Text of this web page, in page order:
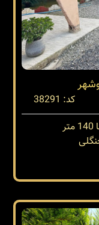
کد: 38291